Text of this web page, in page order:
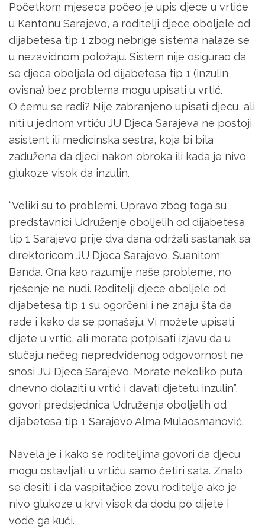
Početkom mjeseca počeo je upis djece u vrtiće
u Kantonu Sarajevo, a roditelji djece oboljele od
dijabetesa tip 1 zbog nebrige sistema nalaze se
u nezavidnom položaju. Sistem nije osigurao da
se djeca oboljela od dijabetesa tip 1 (inzulin
ovisna) bez problema mogu upisati u vrtić.
O čemu se radi? Nije zabranjeno upisati djecu, ali
niti u jednom vrtiću JU Djeca Sarajeva ne postoji
asistent ili medicinska sestra, koja bi bila
zadužena da djeci nakon obroka ili kada je nivo
glukoze visok da inzulin.
“Veliki su to problemi. Upravo zbog toga su
predstavnici Udruženje oboljelih od dijabetesa
tip 1 Sarajevo prije dva dana održali sastanak sa
direktoricom JU Djeca Sarajevo, Suanitom
Banda. Ona kao razumije naše probleme, no
rješenje ne nudi. Roditelji djece oboljele od
dijabetesa tip 1 su ogorčeni i ne znaju šta da
rade i kako da se ponašaju. Vi možete upisati
dijete u vrtić, ali morate potpisati izjavu da u
slučaju nečeg nepredviđenog odgovornost ne
snosi JU Djeca Sarajevo. Morate nekoliko puta
dnevno dolaziti u vrtić i davati djetetu inzulin”,
govori predsjednica Udruženja oboljelih od
dijabetesa tip 1 Sarajevo Alma Mulaosmanović.
Navela je i kako se roditeljima govori da djecu
mogu ostavljati u vrtiću samo četiri sata. Znalo
se desiti i da vaspitačice zovu roditelje ako je
nivo glukoze u krvi visok da dođu po dijete i
vode ga kući.